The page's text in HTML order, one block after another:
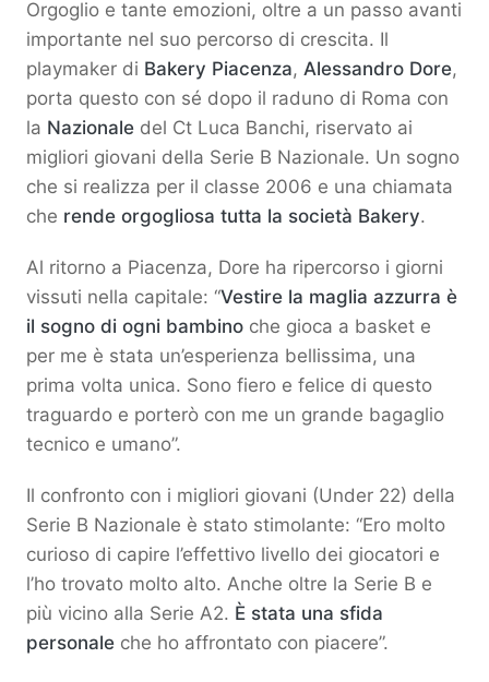
Orgoglio e tante emozioni, oltre a un passo avanti
importante nel suo percorso di crescita. Il
playmaker di Bakery Piacenza, Alessandro Dore,
porta questo con sé dopo il raduno di Roma con
la Nazionale del Ct Luca Banchi, riservato ai
migliori giovani della Serie B Nazionale. Un sogno
che si realizza per il classe 2006 e una chiamata
che rende orgogliosa tutta la società Bakery.
Al ritorno a Piacenza, Dore ha ripercorso i giorni
vissuti nella capitale: “Vestire la maglia azzurra è
il sogno di ogni bambino che gioca a basket e
per me è stata un’esperienza bellissima, una
prima volta unica. Sono fiero e felice di questo
traguardo e porterò con me un grande bagaglio
tecnico e umano”.
Il confronto con i migliori giovani (Under 22) della
Serie B Nazionale è stato stimolante: “Ero molto
curioso di capire l’effettivo livello dei giocatori e
l’ho trovato molto alto. Anche oltre la Serie B e
più vicino alla Serie A2. È stata una sfida
personale che ho affrontato con piacere”.